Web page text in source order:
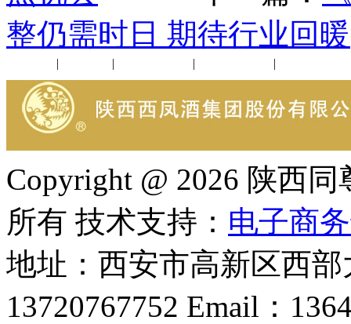
整仍需时日 期待行业回暖
| | | |
Copyright @ 2026 陕西
所有 技术支持： 电子商
地址：西安市高新区西
13720767752 Email：